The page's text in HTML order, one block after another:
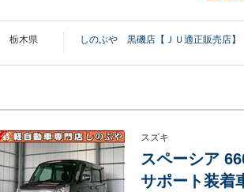
栃木県 しのぶや 黒磯店【ＪＵ適正販売店】
スズキ
スペーシア
サポート装着